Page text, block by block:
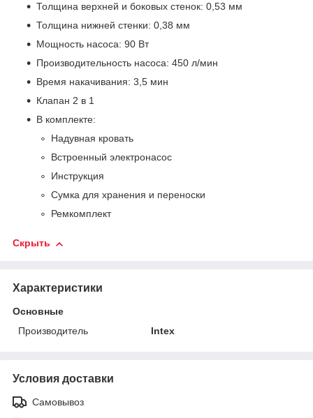
Толщина верхней и боковых стенок: 0,53 мм
Толщина нижней стенки: 0,38 мм
Мощность насоса: 90 Вт
Производительность насоса: 450 л/мин
Время накачивания: 3,5 мин
Клапан 2 в 1
В комплекте:
Надувная кровать
Встроенный электронасос
Инструкция
Сумка для хранения и переноски
Ремкомплект
Скрыть
Характеристики
Основные
Производитель
Intex
Условия доставки
Самовывоз